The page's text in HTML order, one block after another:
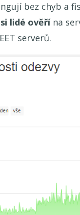
bez chyb a
lidé ověřína
serverů.